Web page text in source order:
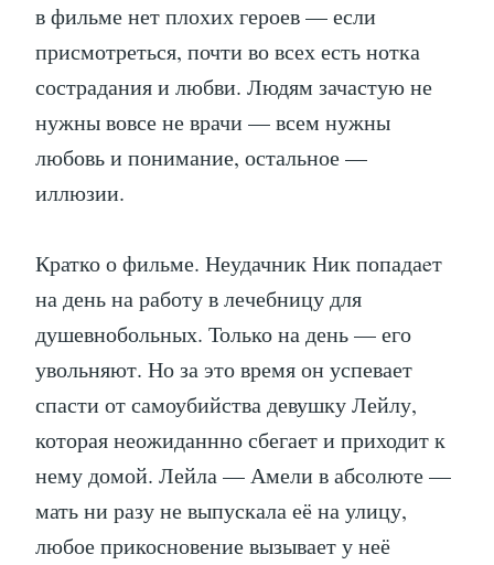
в фильме нет плохих героев — если
присмотреться, почти во всех есть нотка
сострадания и любви. Людям зачастую не
нужны вовсе не врачи — всем нужны
любовь и понимание, остальное —
иллюзии.
Кратко о фильме. Неудачник Ник попадаeт
на день на работу в лечебницу для
душевнобольных. Только на день — его
увольняют. Но за это время он успевает
спасти от самоубийства девушку Лейлу,
которая неожиданнно сбегает и приходит к
нему домой. Лейла — Амели в абсолюте —
мать ни разу не выпускала её на улицу,
любое прикосновение вызывает у неё